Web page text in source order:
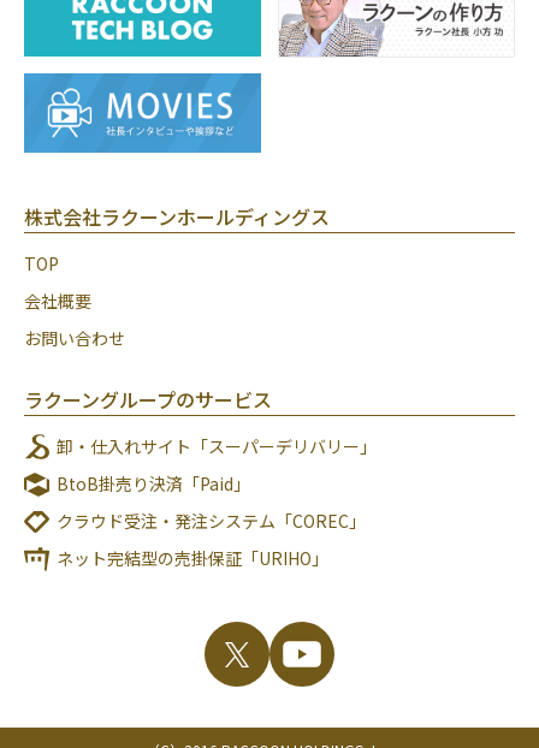
株式会社ラクーンホールディングス
TOP
会社概要
お問い合わせ
ラクーングループのサービス
卸・仕入れサイト「スーパーデリバリー」
BtoB掛売り決済「Paid」
クラウド受注・発注システム「COREC」
ネット完結型の売掛保証「URIHO」